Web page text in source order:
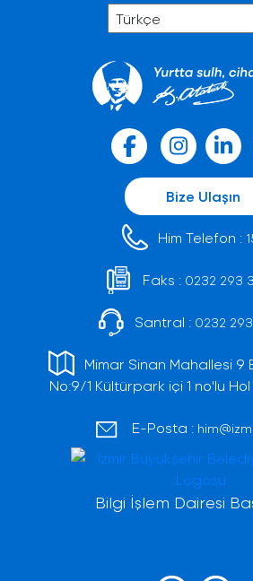
Bize Ulaşın
Him Telefon :
Faks : 0232 293
Santral : 0232
Mimar Sinan Mahallesi 9
No:9/1 Kültürpark içi 1 no'lu
E-Posta :
Bilgi İşlem Dairesi